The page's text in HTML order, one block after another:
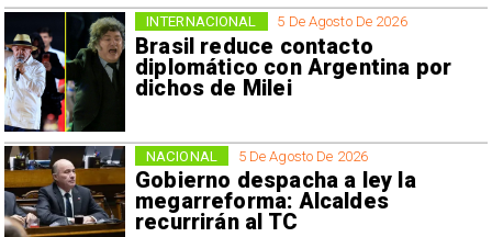
5 De Agosto De 2026
Brasil reduce contacto
diplomático con Argentina por
dichos de Milei
INTERNACIONAL
5 De Agosto De 2026
Gobierno despacha a ley la
megarreforma: Alcaldes
recurrirán al TC
NACIONAL